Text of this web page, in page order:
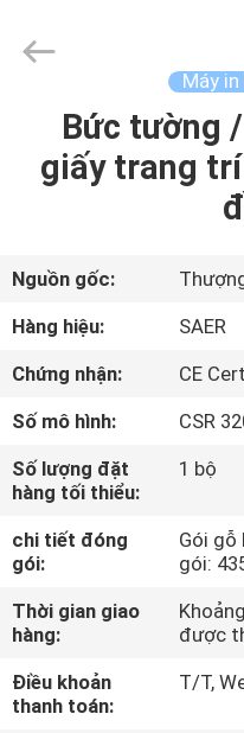
NHÀ
VIDEO
VỀ
CHÚNG
TÔI
THAM
NHÀ
MÁY
Shanghai
Color
Reserved.
Máy
Bức tường
giấy trang
Nguồn gốc:
Hàng hiệu:
SAER
Chứng nhận:
CE
Số mô hình:
CSR
Số lượng đặt
hàng tối thiểu:
1 bộ
chi tiết đóng
gói:
Gói
gói:
Thời gian giao
hàng:
được
Điều khoản
thanh toán:
T/T,